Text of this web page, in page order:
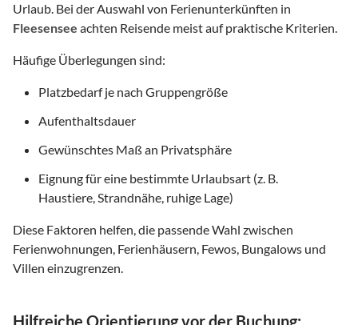
Urlaub. Bei der Auswahl von Ferienunterkünften in
Fleesensee achten Reisende meist auf praktische Kriterien.
Häufige Überlegungen sind:
Platzbedarf je nach Gruppengröße
Aufenthaltsdauer
Gewünschtes Maß an Privatsphäre
Eignung für eine bestimmte Urlaubsart (z. B.
Haustiere, Strandnähe, ruhige Lage)
Diese Faktoren helfen, die passende Wahl zwischen
Ferienwohnungen, Ferienhäusern, Fewos, Bungalows und
Villen einzugrenzen.